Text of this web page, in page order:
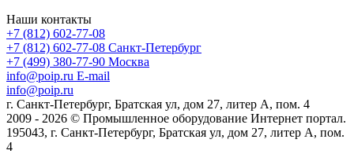
Наши контакты
+7 (812) 602-77-08
+7 (812) 602-77-08 Санкт-Петербург
+7 (499) 380-77-90 Москва
info@poip.ru E-mail
info@poip.ru
г. Санкт-Петербург, Братская ул, дом 27, литер А, пом. 4
2009 - 2026 © Промышленное оборудование Интернет портал.
195043, г. Санкт-Петербург, Братская ул, дом 27, литер А, пом.
4